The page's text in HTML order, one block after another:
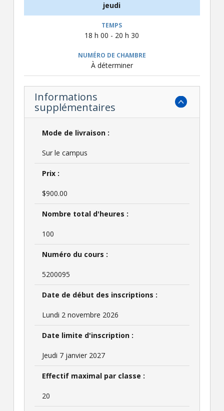
jeudi
18 h 00 - 20 h 30
À déterminer
Informations
supplémentaires
Mode de livraison :
Sur le campus
Prix :
$900.00
Nombre total d'heures :
100
Numéro du cours :
5200095
Date de début des inscriptions :
Lundi 2 novembre 2026
Date limite d'inscription :
Jeudi 7 janvier 2027
Effectif maximal par classe :
20